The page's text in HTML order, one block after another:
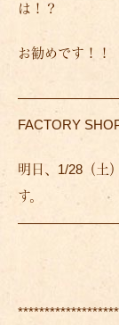
は！？
お勧めです！！
FACTORY
明日、1/28（土
す。